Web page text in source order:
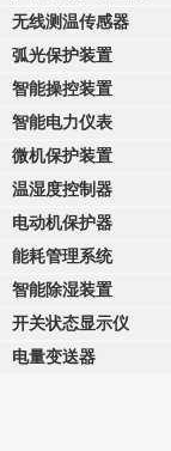
无线测温传感器
弧光保护装置
智能操控装置
智能电力仪表
微机保护装置
温湿度控制器
电动机保护器
能耗管理系统
智能除湿装置
开关状态显示仪
电量变送器